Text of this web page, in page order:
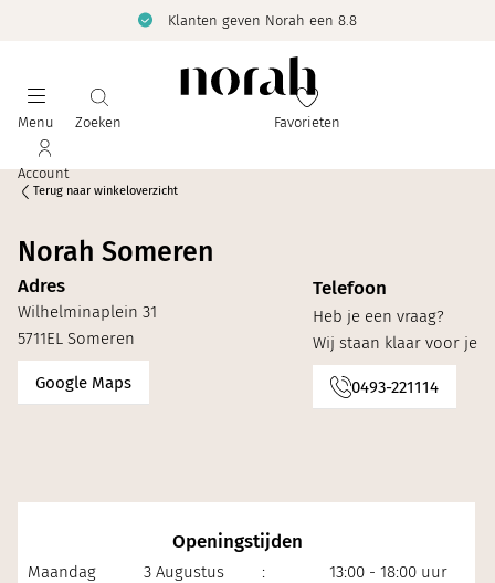
Klanten geven Norah een 8.8
Menu Zoeken Favorieten
Account
Terug naar winkeloverzicht
Norah Someren
Adres
Wilhelminaplein 31
5711EL Someren
Google Maps
Telefoon
Heb je een vraag?
Wij staan klaar voor je
0493-221114
Openingstijden
Maandag 3 Augustus :
13:00 - 18:00 uur